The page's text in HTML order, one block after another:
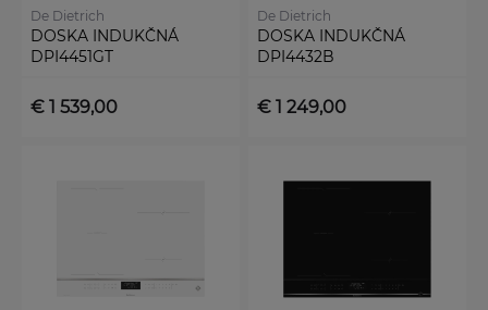
De Dietrich
DOSKA INDUKČNÁ
DPI4451GT
€ 1 539,00
De Dietrich
DOSKA INDUKČNÁ
DPI4432B
€ 1 249,00